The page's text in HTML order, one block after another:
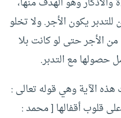
يكون الأجر. ولا تخلو
من الأجر حتى لو كانت بلا
حصولها مع التدبر.
هذه الآية وهي قوله تعالى :
قلوب أقفالها [ محمد :